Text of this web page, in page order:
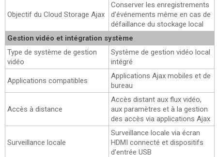
Objectif du Cloud Storage Ajax
Conserver les enregistrements
d’événements même en cas de
défaillance du stockage local
Gestion vidéo et intégration système
Type de système de gestion
vidéo
Système de gestion vidéo local
intégré
Applications compatibles
Applications Ajax mobiles et de
bureau
Accès à distance
Accès distant aux flux vidéo,
aux paramètres et à la gestion
des accès via applications Ajax
Surveillance locale
Surveillance locale via écran
HDMI connecté et dispositifs
d’entrée USB